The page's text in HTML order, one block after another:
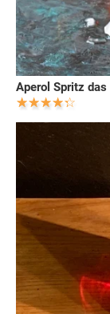
Aperol Spritz das